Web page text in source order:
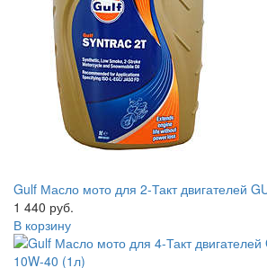
Gulf Масло мото для 2-Такт двигателей
1 440 руб.
В корзину